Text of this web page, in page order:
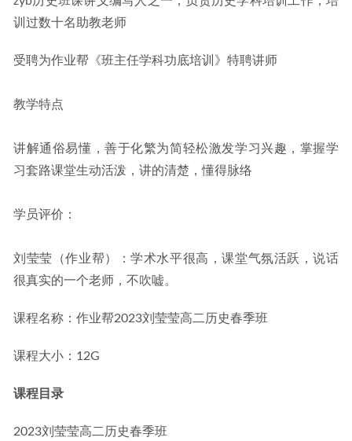
训过数十名助教老师
受聘为作业帮《班主任学科功底培训》特聘讲师
教学特点
讲解通俗易懂，善于化繁为简轻松激发学习兴趣，掌握学
习套路课堂生动活泼，讲的清楚，懂得脉络
学员评价：
刘莹莹（作业帮）：学术水平很高，课堂气氛活跃，说话
很真实的一个老师，不吹嘘。
课程名称：作业帮2023刘莹莹高二历史春季班
课程大小：12G
课程目录
2023刘莹莹高二历史春季班